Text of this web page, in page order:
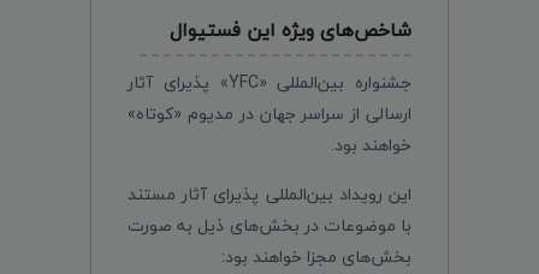
شاخص‌های ویژه این فستیوال
جشنواره بین‌المللی «YFC» پذیرای آثار
ارسالی از سراسر جهان در مدیوم «کوتاه»
خواهند بود.
این رویداد بین‌المللی پذیرای آثار مستند
با موضوعات در بخش‌های ذیل به صورت
بخش‌های مجزا خواهند بود: